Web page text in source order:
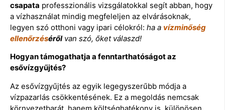
csapata professzionális vizsgálatokkal segít abban, hogy
a vízhasználat mindig megfeleljen az elvárásoknak,
legyen szó otthoni vagy ipari célokról: ha a vízminőség
ellenőrzésérőlvan szó, őket válaszd!
Hogyan támogathatja a fenntarthatóságot az
esővízgyűjtés?
Az esővízgyűjtés az egyik legegyszerűbb módja a
vízpazarlás csökkentésének. Ez a megoldás nemcsak